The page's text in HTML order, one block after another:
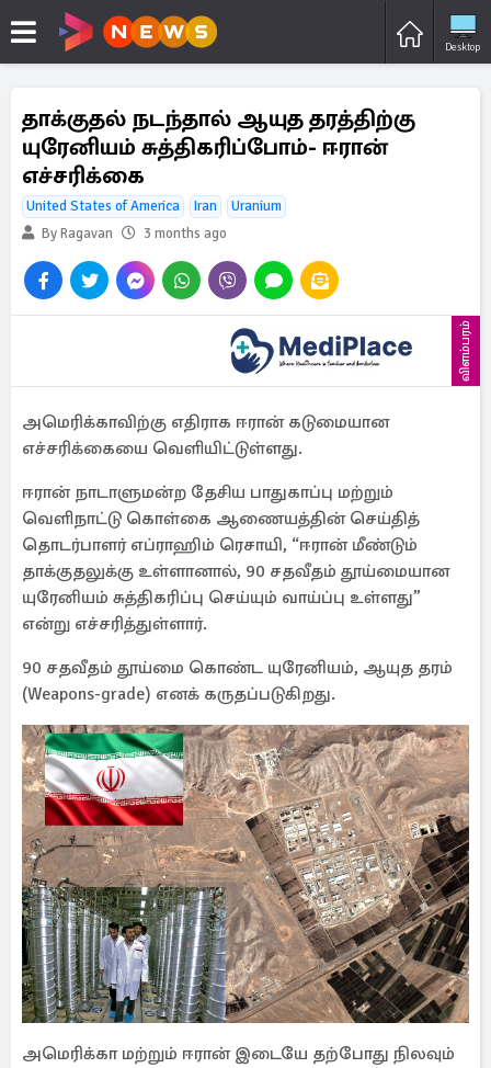
Desktop
தாக்குதல் நடந்தால் ஆயுத தரத்திற்கு
யுரேனியம் சுத்திகரிப்போம்- ஈரான்
எச்சரிக்கை
United States of America Iran
Uranium
By Ragavan
3 months ago
விளம்பரம்
அமெரிக்காவிற்கு எதிராக ஈரான் கடுமையான
எச்சரிக்கையை வெளியிட்டுள்ளது.
ஈரான் நாடாளுமன்ற தேசிய பாதுகாப்பு மற்றும்
வெளிநாட்டு கொள்கை ஆணையத்தின் செய்தித்
தொடர்பாளர் எப்ராஹிம் ரெசாயி, “ஈரான் மீண்டும்
தாக்குதலுக்கு உள்ளானால், 90 சதவீதம் தூய்மையான
யுரேனியம் சுத்திகரிப்பு செய்யும் வாய்ப்பு உள்ளது”
என்று எச்சரித்துள்ளார்.
90 சதவீதம் தூய்மை கொண்ட யுரேனியம், ஆயுத தரம்
(Weapons-grade) எனக் கருதப்படுகிறது.
அமெரிக்கா மற்றும் ஈரான் இடையே தற்போது நிலவும்